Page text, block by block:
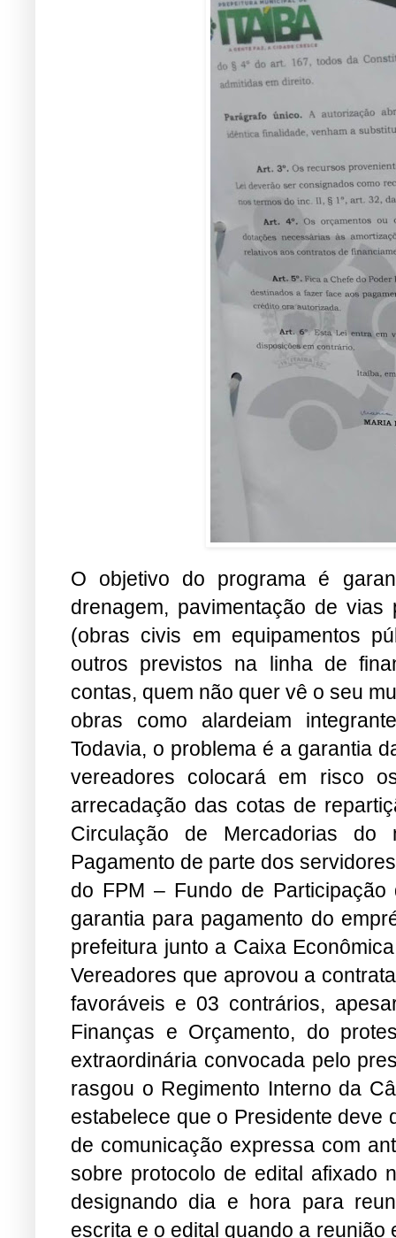
O objetivo do programa é
drenagem, pavimentação de
(obras civis em equipamentos
outros previstos na linha de
contas, quem não quer vê o seu
obras como alardeiam
Todavia, o problema é a garantia
vereadores colocará em risco
arrecadação das cotas de
Circulação de Mercadorias
Pagamento de parte dos
do FPM – Fundo de
garantia para pagamento do
prefeitura junto a Caixa
Vereadores que aprovou a
favoráveis e 03 contrários,
Finanças e Orçamento, do
extraordinária convocada pelo
rasgou o Regimento Interno da
estabelece que o Presidente deve
de comunicação expressa com
sobre protocolo de edital afixado
designando dia e hora para
escrita e o edital quando a